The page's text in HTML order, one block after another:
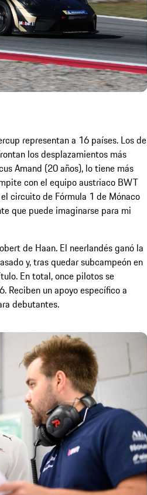
representan a 16 países. Los de
los desplazamientos más
Amand (20 años), lo tiene más
con el equipo austriaco BWT
circuito de Fórmula 1 de Mónaco
que puede imaginarse para mi
de Haan. El neerlandés ganó la
y, tras quedar subcampeón en
En total, once pilotos se
Reciben un apoyo específico a
debutantes.